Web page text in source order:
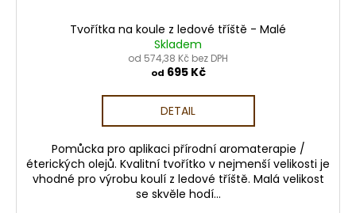
Tvořítka na koule z ledové tříště - Malé
Skladem
od 574,38 Kč bez DPH
od 695 Kč
DETAIL
Pomůcka pro aplikaci přírodní aromaterapie /
éterických olejů. Kvalitní tvořítko v nejmenší velikosti je
vhodné pro výrobu koulí z ledové tříště. Malá velikost
se skvěle hodí...